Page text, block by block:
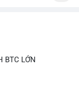
BTC LỚN